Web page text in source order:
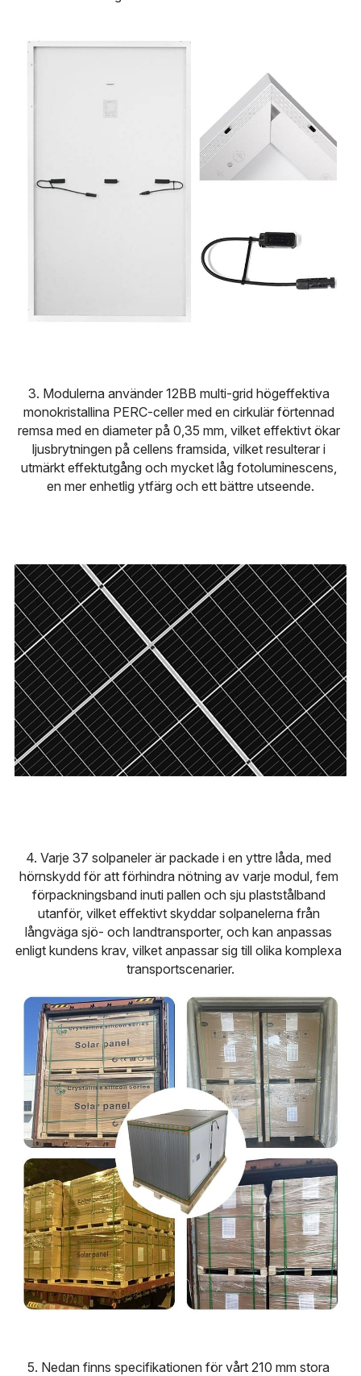
3. Modulerna använder 12BB multi-grid högeffektiva
monokristallina PERC-celler med en cirkulär förtennad
remsa med en diameter på 0,35 mm, vilket effektivt ökar
ljusbrytningen på cellens framsida, vilket resulterar i
utmärkt effektutgång och mycket låg fotoluminescens,
en mer enhetlig ytfärg och ett bättre utseende.
4. Varje 37 solpaneler är packade i en yttre låda, med
hörnskydd för att förhindra nötning av varje modul, fem
förpackningsband inuti pallen och sju plaststålband
utanför, vilket effektivt skyddar solpanelerna från
långväga sjö- och landtransporter, och kan anpassas
enligt kundens krav, vilket anpassar sig till olika komplexa
transportscenarier.
5. Nedan finns specifikationen för vårt 210 mm stora